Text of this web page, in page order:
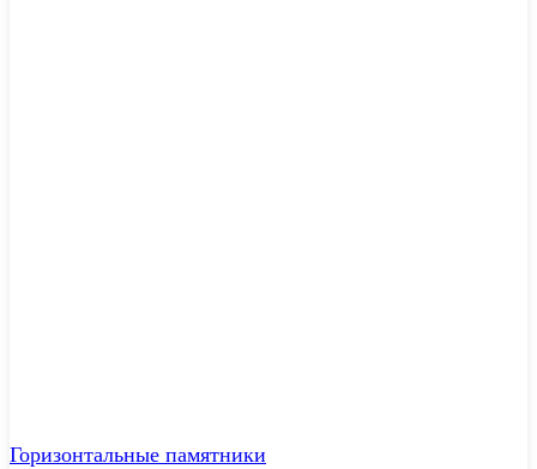
Горизонтальные памятники